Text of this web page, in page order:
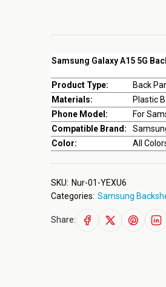
Samsung Galaxy A15 5G
Product Type:
Back
Materials:
Plastic
Phone Model:
For
Compatible Brand:
Color:
All
SKU: Nur-01-YEXU6
Categories: Samsung
Share: